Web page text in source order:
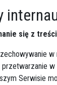
się z
w
Serwisie